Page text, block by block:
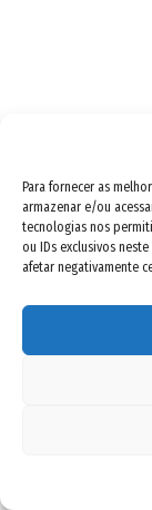
Para fornecer as
armazenar e/ou
tecnologias nos
ou IDs exclusivos
afetar negativamente